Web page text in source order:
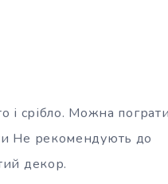
і срібло. Можна
Не рекомендують до
декор.